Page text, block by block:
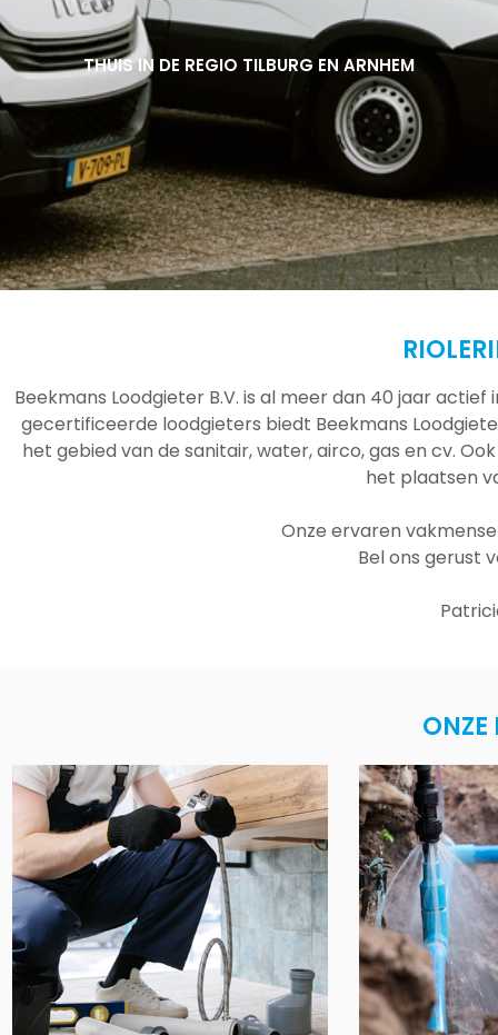
THUIS IN DE REGIO TILBURG EN ARNHEM
THUIS IN DE REGIO TILBURG EN ARNHEM
THUIS IN DE REGIO TILBURG EN ARNHEM
Beekmans Loodgieter B.V. is al meer dan 40 jaar
gecertificeerde loodgieters biedt Beekmans
het gebied van de sanitair, water, airco, gas en cv.
het plaatsen
Onze ervaren
Bel ons gerust
ONZE